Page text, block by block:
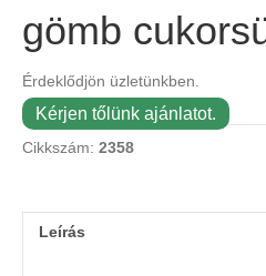
gömb
Érdeklődjön üzletünkben.
Kérjen tőlünk ajánlatot.
Cikkszám: 2358
Leírás